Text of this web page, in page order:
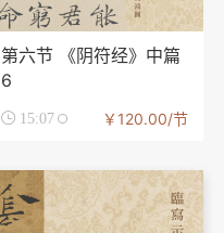
第六节 《阴符经》中篇
6
 15:07 ￥120.00/节